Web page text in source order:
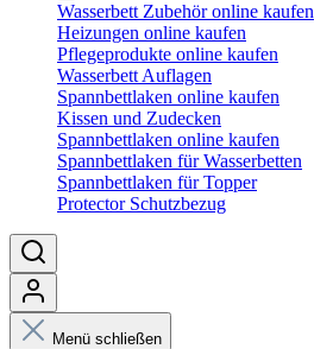
Wasserbett Zubehör online kaufen
Heizungen online kaufen
Pflegeprodukte online kaufen
Wasserbett Auflagen
Spannbettlaken online kaufen
Kissen und Zudecken
Spannbettlaken online kaufen
Spannbettlaken für Wasserbetten
Spannbettlaken für Topper
Protector Schutzbezug
Menü schließen